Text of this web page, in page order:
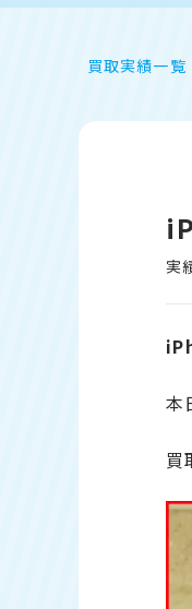
買取実績一覧
実
本
買